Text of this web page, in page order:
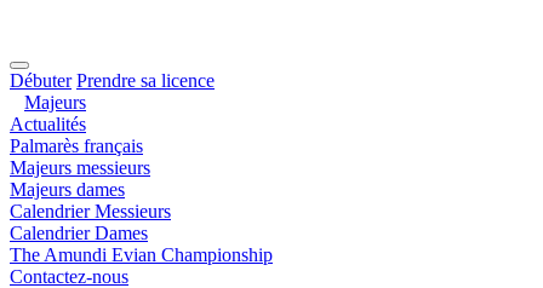
Débuter Prendre sa licence
Majeurs
Actualités
Palmarès français
Majeurs messieurs
Majeurs dames
Calendrier Messieurs
Calendrier Dames
The Amundi Evian Championship
Contactez-nous